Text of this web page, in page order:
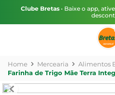
Clube Bretas • Baixe o app,
Mercearia Alimentos
Farinha de Trigo Mãe Terra